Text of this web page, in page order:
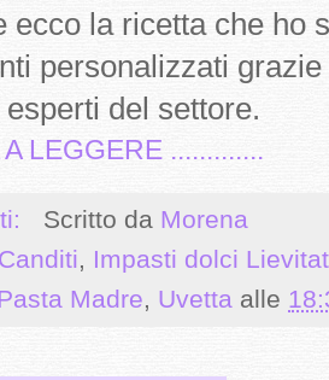
ecco la ricetta che ho
personalizzati
del settore.
LEGGERE .............
Scritto da Morena
Canditi, Impasti dolci
Madre, Uvetta alle